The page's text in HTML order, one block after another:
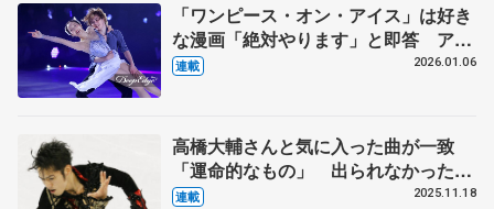
「ワンピース・オン・アイス」は好き
な漫画「絶対やります」と即答 アイ
スショーはお客さんがメイン、純粋に
連載 2026.01.06
高橋大輔さんと気に入った曲が一致
「運命的なもの」 出られなかったオ
リンピックに連れて行ってもらった
連載 2025.11.18